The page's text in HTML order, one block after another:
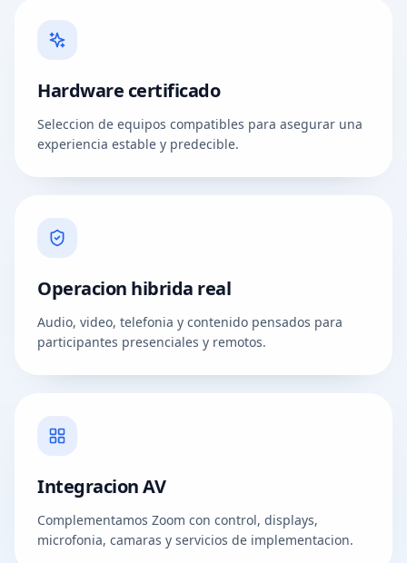
Hardware certificado
Seleccion de equipos compatibles para asegurar una
experiencia estable y predecible.
Operacion hibrida real
Audio, video, telefonia y contenido pensados para
participantes presenciales y remotos.
Integracion AV
Complementamos Zoom con control, displays,
microfonia, camaras y servicios de implementacion.